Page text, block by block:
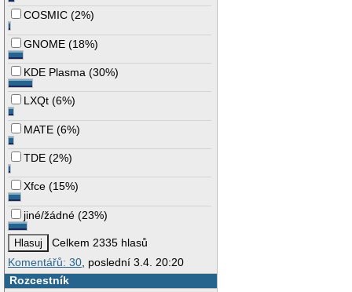
COSMIC (2%)
GNOME (18%)
KDE Plasma (30%)
LXQt (6%)
MATE (6%)
TDE (2%)
Xfce (15%)
jiné/žádné (23%)
Celkem 2335 hlasů
Komentářů: 30, poslední 3.4. 20:20
Rozcestník